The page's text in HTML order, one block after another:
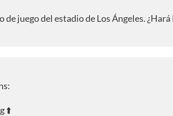
de juego del estadio de Los Ángeles. ¿Hará
⬆️